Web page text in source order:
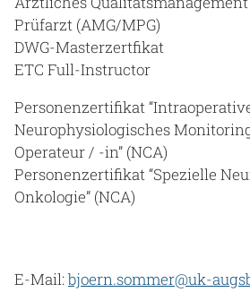
Prüfarzt (AMG/MPG)
DWG-Masterzertfikat
ETC Full-Instructor
Personenzertifikat
Neurophysiologisches
Operateur / -in” (NCA)
Personenzertifikat “Spezielle
Onkologie” (NCA)
E-Mail:bjoern.sommer@uk-